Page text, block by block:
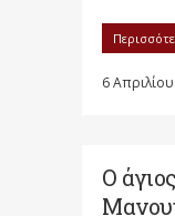
6
Ο